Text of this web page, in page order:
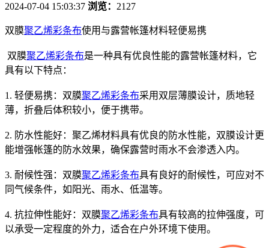
2024-07-04 15:03:37 浏览： 2127
双膜聚乙烯彩条布使用与露营帐篷材料轻便易携
双膜聚乙烯彩条布是一种具有优良性能的露营帐篷材料，它
具有以下特点：
1. 轻便易携：双膜聚乙烯彩条布采用双层薄膜设计，质地轻
薄，折叠后体积较小，便于携带。
2. 防水性能好：聚乙烯材料具有优良的防水性能，双膜设计更
能增强帐篷的防水效果，确保露营时雨水不会渗透入内。
3. 耐候性强：双膜聚乙烯彩条布具有良好的耐候性，可应对不
同气候条件，如阳光、雨水、低温等。
4. 抗拉伸性能好：双膜聚乙烯彩条布具有较高的拉伸强度，可
以承受一定程度的外力，适合在户外环境下使用。